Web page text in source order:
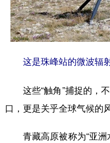
这是珠峰站的微波辐射
这些“触角”捕捉的，
口，更是关乎全球气候的
青藏高原被称为“亚洲